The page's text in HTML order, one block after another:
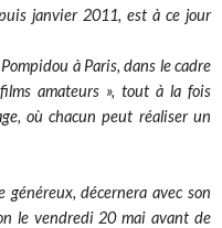
janvier 2011, est à ce jour
à Paris, dans le cadre
amateurs », tout à la fois
où chacun peut réaliser un
décernera avec son
le vendredi 20 mai avant de